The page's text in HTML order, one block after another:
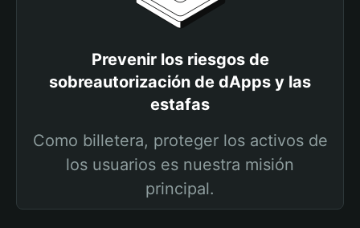
Prevenir los riesgos de
sobreautorización de dApps y las
estafas
Como billetera, proteger los activos de
los usuarios es nuestra misión
principal.